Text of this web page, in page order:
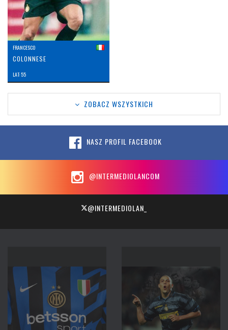
FRANCESCO
COLONNESE
LAT: 55
ZOBACZ WSZYSTKICH
NASZ PROFIL FACEBOOK
@INTERMEDIOLANCOM
@INTERMEDIOLAN_